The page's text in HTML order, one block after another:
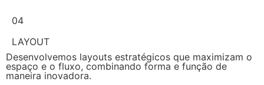
04
LAYOUT
Desenvolvemos layouts estratégicos que maximizam o
espaço e o fluxo, combinando forma e função de
maneira inovadora.